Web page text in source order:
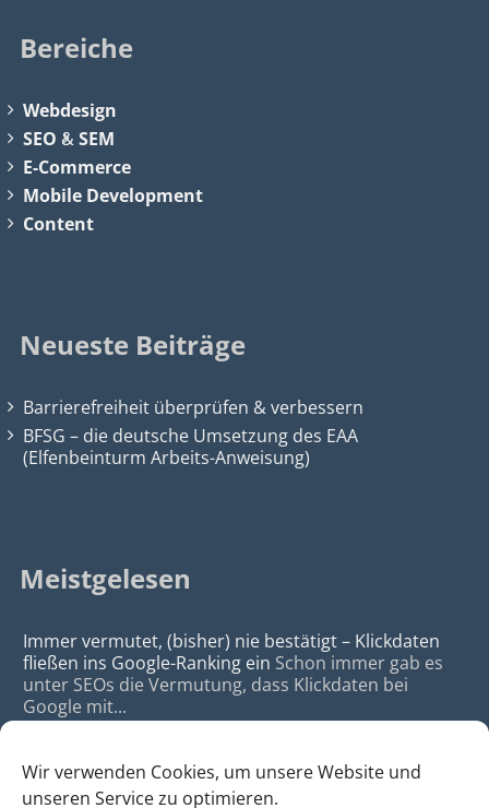
Wir verwenden Cookies, um unsere Website und
unseren Service zu optimieren.
Bereiche
Webdesign
SEO &SEM
E-Commerce
Mobile Development
Content
Neueste Beiträge
Barrierefreiheit überprüfen & verbessern
BFSG – die deutsche Umsetzung des EAA
(Elfenbeinturm Arbeits-Anweisung)
Meistgelesen
Immer vermutet, (bisher) nie bestätigt – Klickdaten
fließen ins Google-Ranking ein Schon immer gab es
unter SEOs die Vermutung, dass Klickdaten bei
Google mit...